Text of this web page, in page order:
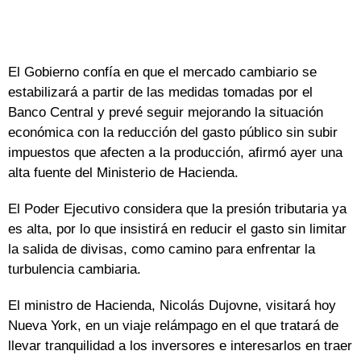
El Gobierno confía en que el mercado cambiario se
estabilizará a partir de las medidas tomadas por el
Banco Central y prevé seguir mejorando la situación
económica con la reducción del gasto público sin subir
impuestos que afecten a la producción, afirmó ayer una
alta fuente del Ministerio de Hacienda.
El Poder Ejecutivo considera que la presión tributaria ya
es alta, por lo que insistirá en reducir el gasto sin limitar
la salida de divisas, como camino para enfrentar la
turbulencia cambiaria.
El ministro de Hacienda, Nicolás Dujovne, visitará hoy
Nueva York, en un viaje relámpago en el que tratará de
llevar tranquilidad a los inversores e interesarlos en traer